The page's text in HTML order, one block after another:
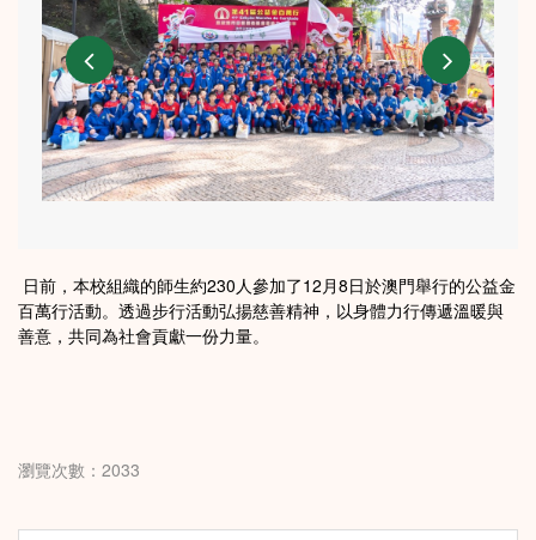
日前，本校組織的師生約230人參加了12月8日於澳門舉行的公益金
百萬行活動。透過步行活動弘揚慈善精神，以身體力行傳遞溫暖與
善意，共同為社會貢獻一份力量。
瀏覽次數：2033